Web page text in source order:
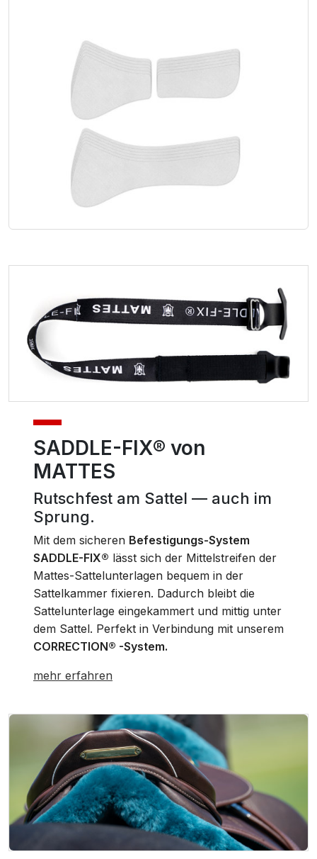
SADDLE-FIX® von
MATTES
Rutschfest am Sattel — auch im
Sprung.
Mit dem sicheren Befestigungs-System
SADDLE-FIX® lässt sich der Mittelstreifen der
Mattes-Sattelunterlagen bequem in der
Sattelkammer fixieren. Dadurch bleibt die
Sattelunterlage eingekammert und mittig unter
dem Sattel. Perfekt in Verbindung mit unserem
CORRECTION® -System.
mehr erfahren